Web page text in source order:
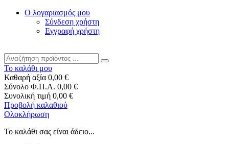
Ο λογαριασμός μου
Σύνδεση χρήστη
Εγγραφή χρήστη
Το καλάθι μου
Καθαρή αξία 0,00 €
Σύνολο Φ.Π.Α. 0,00 €
Συνολική τιμή 0,00 €
Προβολή καλαθιού
Ολοκλήρωση
Το καλάθι σας είναι άδειο...